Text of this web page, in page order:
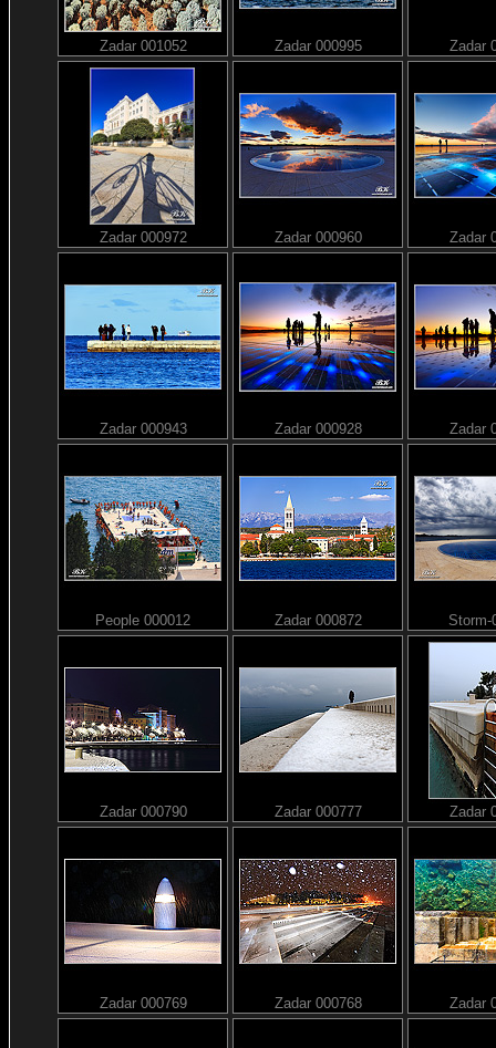
Zadar 001052 Zadar 000995 Zadar
Zadar 000972 Zadar 000960 Zadar
Zadar 000943 Zadar 000928 Zadar
People 000012 Zadar 000872 Storm-
Zadar 000790 Zadar 000777 Zadar
Zadar 000769 Zadar 000768 Zadar